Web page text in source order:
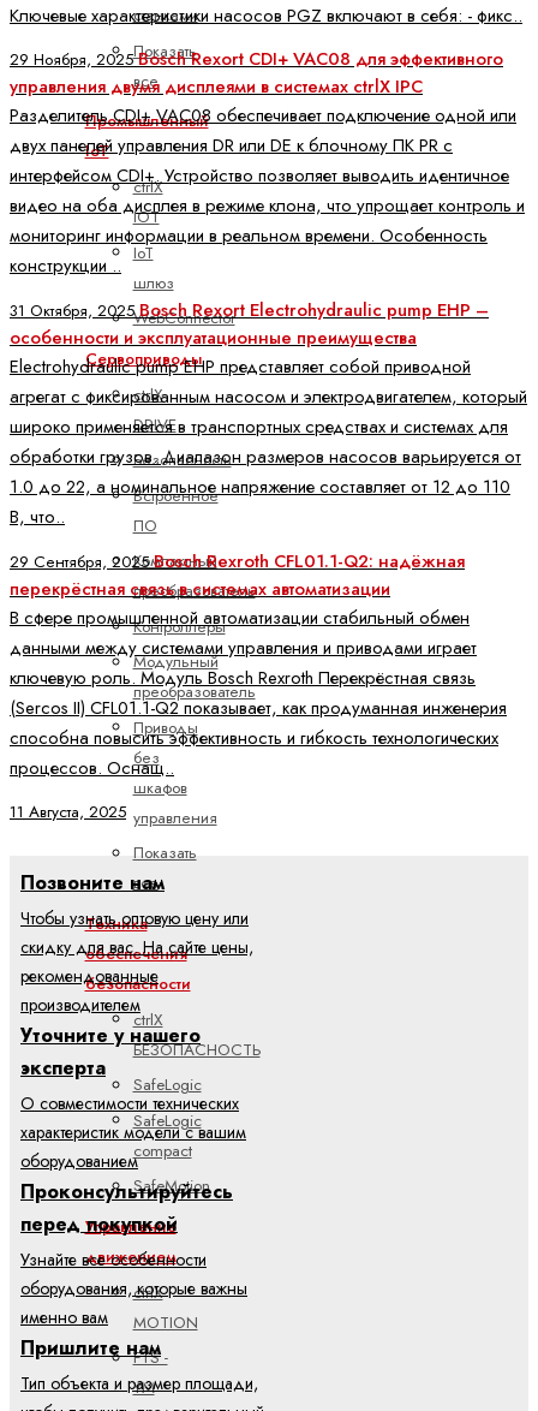
станками
Показать
все
Промышленный
IoT
ctrlX
IOT
IoT
шлюз
WebConnector
Сервоприводы
ctrlX
DRIVE
Безопасность
Встроенное
ПО
Компактный
преобразователь
Контроллеры
Модульный
преобразователь
Приводы
без
шкафов
управления
Показать
все
Техника
обеспечения
безопасности
ctrlX
БЕЗОПАСНОСТЬ
SafeLogic
SafeLogic
compact
SafeMotion
Управление
движением
ctrlX
MOTION
FTS -
YM
Ключевые характеристики насосов PGZ включают в себя: - фикс..
29 Ноября, 2025Bosch Rexort CDI+ VAC08 для эффективного
управления двумя дисплеями в системах ctrlX IPC
Разделитель CDI+ VAC08 обеспечивает подключение одной или
двух панелей управления DR или DE к блочному ПК PR с
интерфейсом CDI+. Устройство позволяет выводить идентичное
видео на оба дисплея в режиме клона, что упрощает контроль и
мониторинг информации в реальном времени. Особенность
конструкции ..
31 Октября, 2025Bosch Rexort Electrohydraulic pump EHP –
особенности и эксплуатационные преимущества
Electrohydraulic pump EHP представляет собой приводной
агрегат с фиксированным насосом и электродвигателем, который
широко применяется в транспортных средствах и системах для
обработки грузов. Диапазон размеров насосов варьируется от
1.0 до 22, а номинальное напряжение составляет от 12 до 110
В, что..
29 Сентября, 2025Bosch Rexroth CFL01.1-Q2: надёжная
перекрёстная связь в системах автоматизации
В сфере промышленной автоматизации стабильный обмен
данными между системами управления и приводами играет
ключевую роль. Модуль Bosch Rexroth Перекрёстная связь
(Sercos II) CFL01.1-Q2 показывает, как продуманная инженерия
способна повысить эффективность и гибкость технологических
процессов. Оснащ..
11 Августа, 2025
Позвоните нам
Чтобы узнать оптовую цену или
скидку для вас. На сайте цены,
рекомендованные
производителем
Уточните у нашего
эксперта
О совместимости технических
характеристик модели с вашим
оборудованием
Проконсультируйтесь
перед покупкой
Узнайте все особенности
оборудования, которые важны
именно вам
Пришлите нам
Тип объекта и размер площади,